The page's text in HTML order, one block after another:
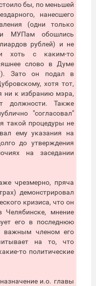
бы, по меньшей
нанесшего
(одни только
МУПам обошлись
рублей) и не
хоть с каким-то
слово в Думе
Зато он подал в
хотя тот,
ни к избранию мэра,
должности. Также
"согласовал"
такой процедуры не
ему указания на
до утверждения
на заседании
чрезмерно, пряча
демонстрировал
кризиса, что он
мнение
его в последнюю
важным членом его
на то, что
то политические
и.о. главы